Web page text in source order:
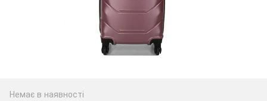
Немає в наявності